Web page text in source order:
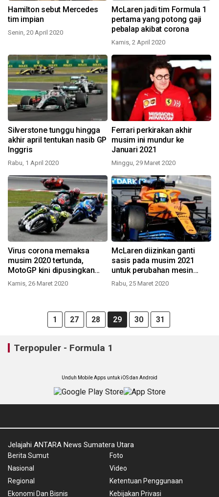
Hamilton sebut Mercedes
tim impian
Senin, 20 April 2020
McLaren jadi tim Formula 1
pertama yang potong gaji
pebalap akibat corona
Kamis, 2 April 2020
Silverstone tunggu hingga
akhir april tentukan nasib GP
Inggris
Rabu, 1 April 2020
Ferrari perkirakan akhir
musim ini mundur ke
Januari 2021
Minggu, 29 Maret 2020
Virus corona memaksa
musim 2020 tertunda,
MotoGP kini dipusingkan
agenda kejar tayang
Kamis, 26 Maret 2020
McLaren diizinkan ganti
sasis pada musim 2021
untuk perubahan mesin
Renault ke Mercedes
Rabu, 25 Maret 2020
1 27 28 29 30 31
Terpopuler - Formula 1
Unduh Mobile Apps untuk iOS dan Android
Jelajahi ANTARA News Sumatera Utara
Berita Sumut
Nasional
Regional
Ekonomi Dan Bisnis
Foto
Video
Ketentuan Penggunaan
Kebijakan Privasi